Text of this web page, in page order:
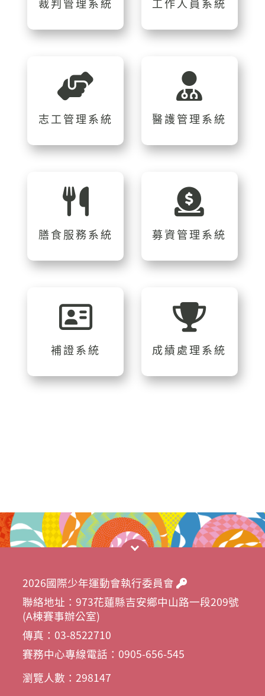
志工管理系統 醫護管理系統
膳食服務系統 募資管理系統
補證系統 成績處理系統
2026國際少年運動會執行委員會
聯絡地址：973花蓮縣吉安鄉中山路一段209號
(A棟賽事辦公室)
傳真：03-8522710
賽務中心專線電話：0905-656-545
瀏覽人數：298147